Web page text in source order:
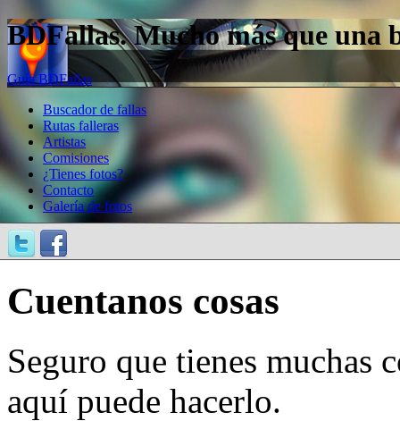
BDFallas. Mucho más que una
Guía BDFallas
Buscador de fallas
Rutas falleras
Artistas
Comisiones
¿Tienes fotos?
Contacto
Galería de fotos
Cuentanos cosas
Seguro que tienes muchas
aquí puede hacerlo.